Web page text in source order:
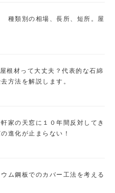
種類別の相場、長所、短所。屋
根材って大丈夫？代表的な石綿
方法を解説します。
家の天窓に１０年間反対してき
進化が止まらない！
ウム鋼板でのカバー工法を考える